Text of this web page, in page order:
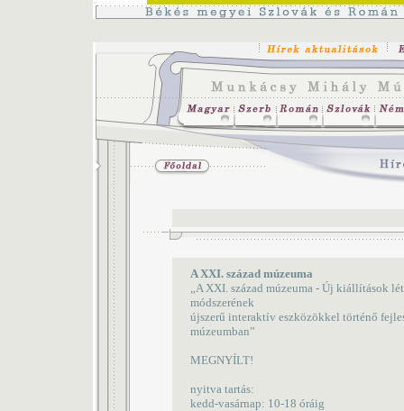
A XXI. század múzeuma
„A XXI. század múzeuma - Új kiállítások
módszerének
újszerű interaktív eszközökkel történő
múzeumban”
MEGNYÍLT!
nyitva tartás:
kedd-vasárnap: 10-18 óráig